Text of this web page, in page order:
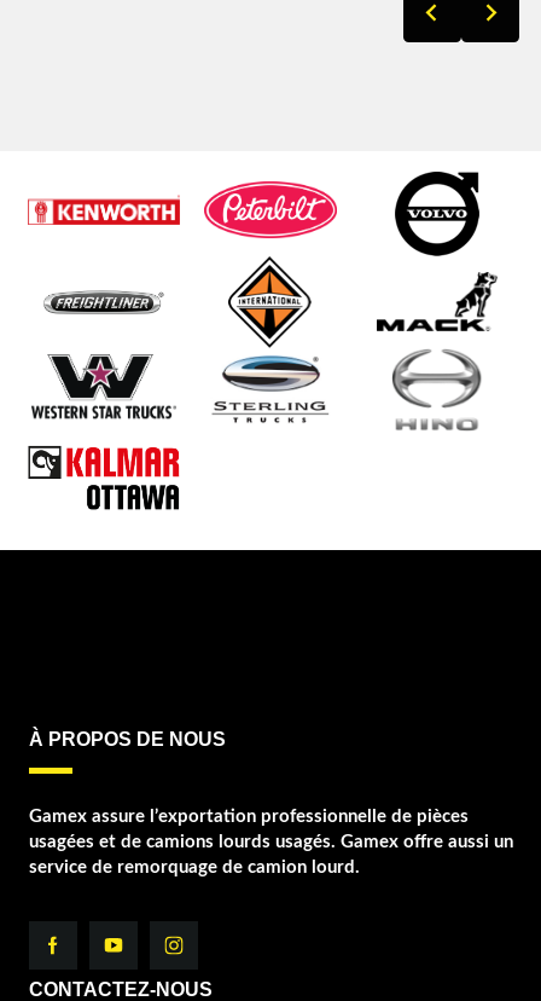
À PROPOS DE NOUS
Gamex assure l’exportation professionnelle de pièces
usagées et de camions lourds usagés. Gamex offre aussi un
service de remorquage de camion lourd.
CONTACTEZ-NOUS